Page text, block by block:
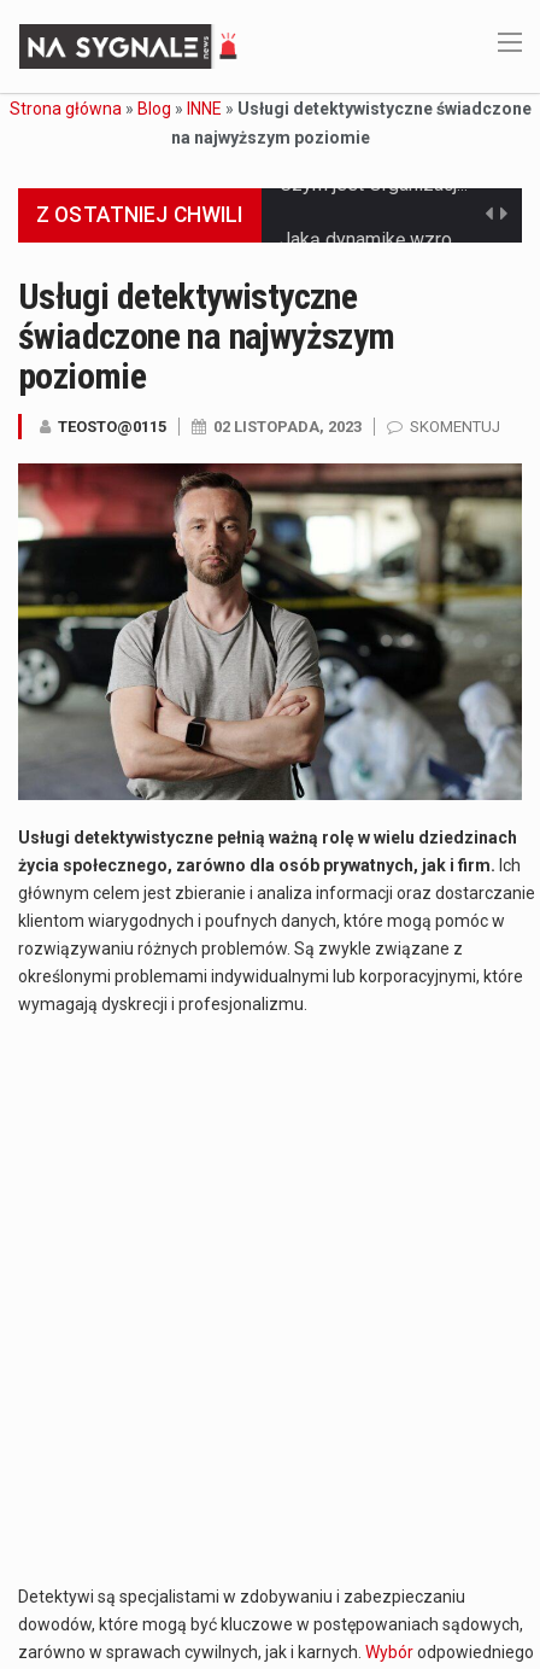
Strona główna » Blog » INNE » Usługi detektywistyczne świadczone
na najwyższym poziomie
Z OSTATNIEJ CHWILI
Czym były starożytne igrzyska olimpijskie w Grecji? Starożytne igrzyska olimpijskie odgrywały kluczową rolę w dziejach Grecji. Co cztery lata, w pięknej Olimpii, odbywały się te…
Co to jest globalne ocieplenie? Globalne ocieplenie to proces, który trwa od dłuższego czasu i prowadzi do podnoszenia się średnich temperatur zarówno na naszej planecie,…
Co to jest NATO? NATO, czyli Organizacja Traktatu Północnoatlantyckiego, to międzynarodowy sojusz wojskowy, który powstał 4 kwietnia 1949 roku. Jego głównym celem jest zapewnienie wolności…
Estetyka i styl: Elegancja vs Minimalizm Główną różnicą, którą widać na pierwszy rzut oka, jest sposób pracy materiału. Rolety rzymskie to produkt typu "2 w 1"…
Co charakteryzuje wojnę na Ukrainie w 2026 roku? W 2026 roku wojna na Ukrainie trwa już pięć lat, a jej przebieg charakteryzuje się intensywnymi działaniami…
Czym jest Organizacja Traktatu Północnoatlantyckiego? Organizacja Traktatu Północnoatlantyckiego, powszechnie znana jako NATO, to międzynarodowy sojusz polityczno-wojskowy, który powstał 4 kwietnia 1949 roku. Został założony przez…
Usługi detektywistyczne
świadczone na najwyższym
poziomie
TEOSTO@0115 02 LISTOPADA, 2023 SKOMENTUJ
Usługi detektywistyczne pełnią ważną rolę w wielu dziedzinach
życia społecznego, zarówno dla osób prywatnych, jak i firm. Ich
głównym celem jest zbieranie i analiza informacji oraz dostarczanie
klientom wiarygodnych i poufnych danych, które mogą pomóc w
rozwiązywaniu różnych problemów. Są zwykle związane z
określonymi problemami indywidualnymi lub korporacyjnymi, które
wymagają dyskrecji i profesjonalizmu.
Detektywi są specjalistami w zdobywaniu i zabezpieczaniu
dowodów, które mogą być kluczowe w postępowaniach sądowych,
zarówno w sprawach cywilnych, jak i karnych. Wybórodpowiedniego